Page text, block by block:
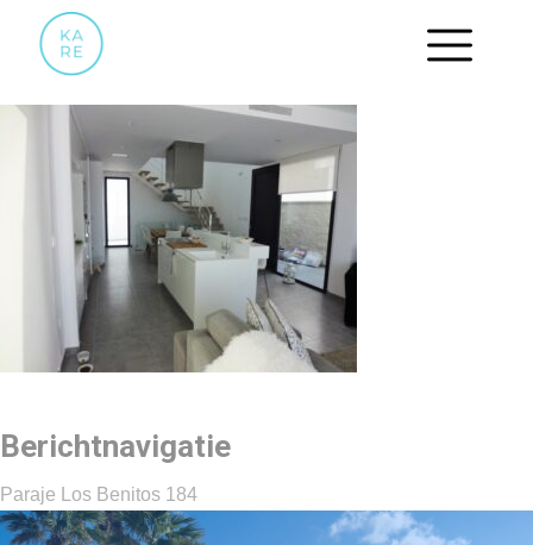
04 KEUKEN
Berichtnavigatie
Paraje Los Benitos 184